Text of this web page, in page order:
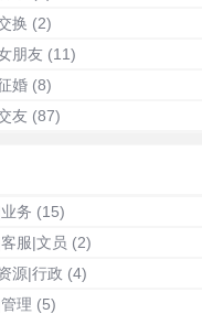
换 (2)
朋友 (11)
婚 (8)
友 (87)
务 (15)
服|文员 (2)
源|行政 (4)
理 (5)